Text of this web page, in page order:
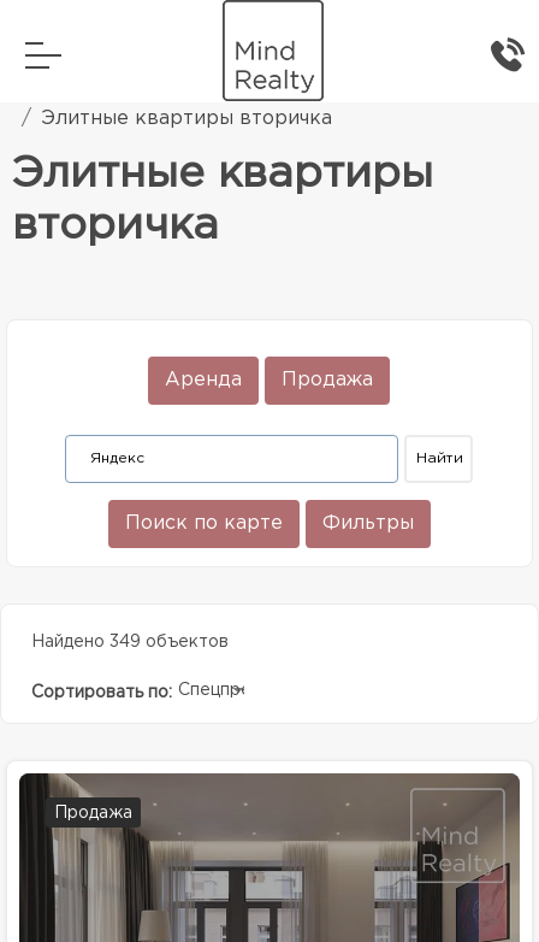
Элитная жилая недвижимость
Элитные квартиры вторичка
Элитные квартиры
вторичка
Аренда Продажа
Поиск по карте Фильтры
Найдено 349 объектов
Сортировать по: Спецпредолжение
Продажа